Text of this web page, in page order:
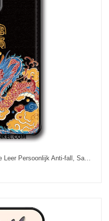
Samsung Galaxy S20 Ultra Hoesje Leer Persoonlijk Anti-fall, Samsung Galaxy S20 Ultra Hoesje Vintage Bescherming